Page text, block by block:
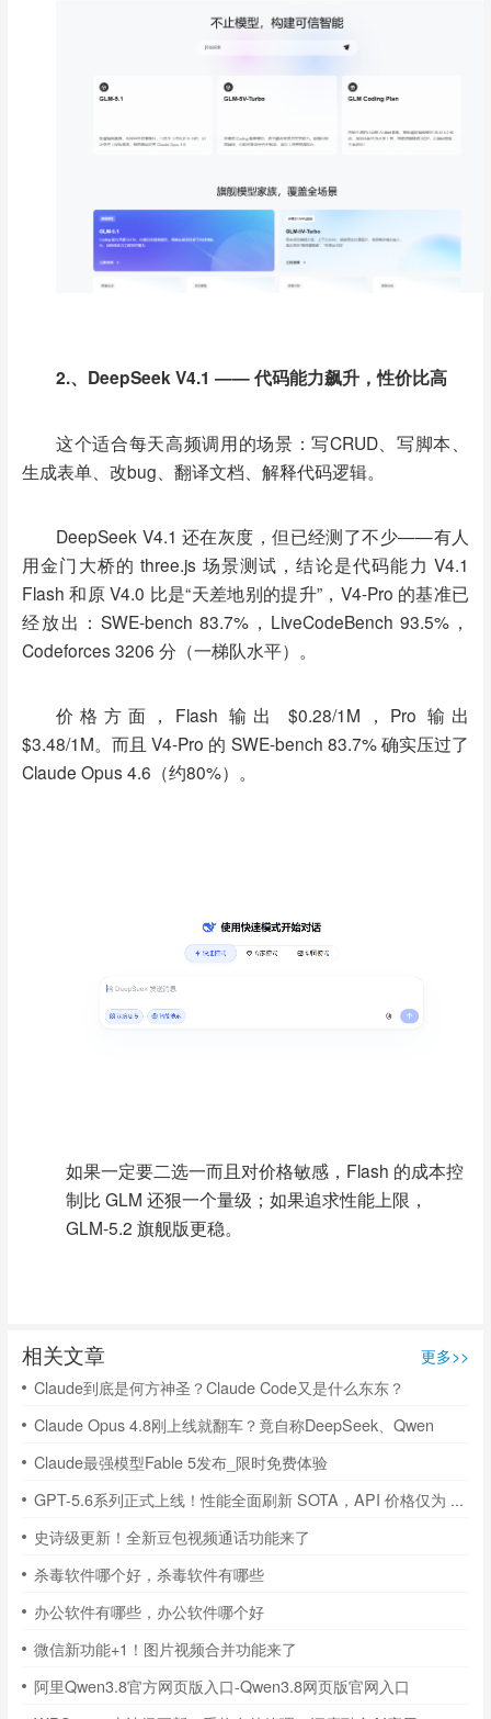
2.、DeepSeek V4.1 —— 代码能力飙升，性价比高
这个适合每天高频调用的场景：写CRUD、写脚本、
生成表单、改bug、翻译文档、解释代码逻辑。
DeepSeek V4.1 还在灰度，但已经测了不少——有人
用金门大桥的 three.js 场景测试，结论是代码能力 V4.1
Flash 和原 V4.0 比是“天差地别的提升”，V4-Pro 的基准已
经放出：SWE-bench 83.7%，LiveCodeBench 93.5%，
Codeforces 3206 分（一梯队水平）。
价格方面，Flash 输出 $0.28/1M，Pro 输出
$3.48/1M。而且 V4-Pro 的 SWE-bench 83.7% 确实压过了
Claude Opus 4.6（约80%）。
如果一定要二选一而且对价格敏感，Flash 的成本控
制比 GLM 还狠一个量级；如果追求性能上限，
GLM-5.2 旗舰版更稳。
相关文章
更多>>
Claude到底是何方神圣？Claude Code又是什么东东？
Claude Opus 4.8刚上线就翻车？竟自称DeepSeek、Qwen
Claude最强模型Fable 5发布_限时免费体验
GPT-5.6系列正式上线！性能全面刷新 SOTA，API 价格仅为 Claude一半
史诗级更新！全新豆包视频通话功能来了
杀毒软件哪个好，杀毒软件有哪些
办公软件有哪些，办公软件哪个好
微信新功能+1！图片视频合并功能来了
阿里Qwen3.8官方网页版入口-Qwen3.8网页版官网入口